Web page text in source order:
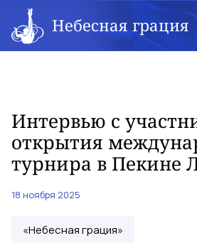
Небесная грация
Интервью с
открытия
турнира в Пекине
18 ноября 2025
«Небесная грация»